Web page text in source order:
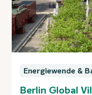
Energiewende &
Berlin Global